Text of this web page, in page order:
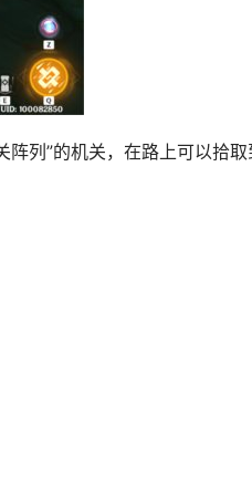
阵列”的机关，在路上可以拾取